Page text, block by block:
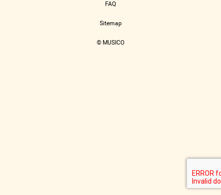
FAQ
Sitemap
© MUSICO